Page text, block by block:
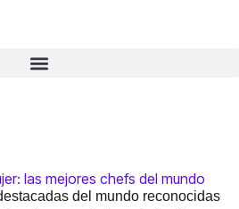
las mejores chefs del mundo
del mundo reconocidas